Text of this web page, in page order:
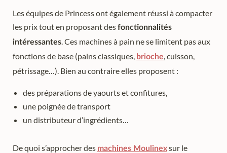
Les équipes de Princess ont également réussi à compacter
les prix tout en proposant desfonctionnalités
intéressantes . Ces machines à pain ne se limitent pas aux
fonctions de base (pains classiques, brioche , cuisson,
pétrissage…). Bien au contraire elles proposent :
des préparations de yaourts et confitures,
une poignée de transport
un distributeur d’ingrédients…
De quoi s’approcher des machines Moulinexsur le